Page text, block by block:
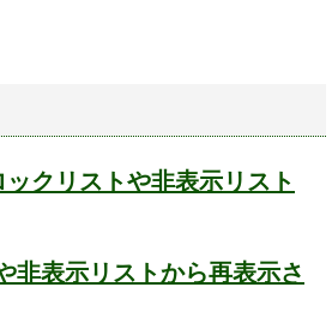
クリストや非表示リスト
非表示リストから再表示さ